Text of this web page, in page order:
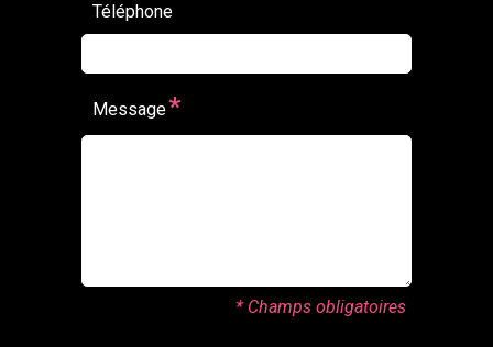
Téléphone
Message*
* Champs obligatoires